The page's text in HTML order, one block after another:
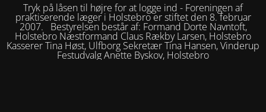
Tryk på låsen til højre for at logge ind - Foreningen af
praktiserende læger i Holstebro er stiftet den 8. februar
2007. Bestyrelsen består af: Formand Dorte Navntoft,
Holstebro Næstformand Claus Rækby Larsen, Holstebro
Kasserer Tina Høst, Ulfborg Sekretær Tina Hansen, Vinderup
Festudvalg Anette Byskov, Holstebro